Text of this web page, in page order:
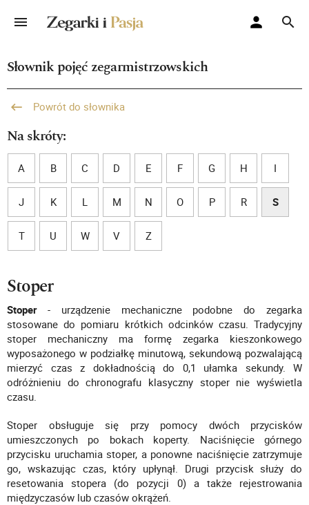
Słownik pojęć zegarmistrzowskich
Powrót do słownika
Na skróty:
A B C D E F G H I
J K L M N O P R S
T U W V Z
Stoper
Stoper- urządzenie mechaniczne podobne do zegarka
stosowane do pomiaru krótkich odcinków czasu. Tradycyjny
stoper mechaniczny ma formę zegarka kieszonkowego
wyposażonego w podziałkę minutową, sekundową pozwalającą
mierzyć czas z dokładnością do 0,1 ułamka sekundy. W
odróżnieniu do chronografu klasyczny stoper nie wyświetla
czasu.
Stoper obsługuje się przy pomocy dwóch przycisków
umieszczonych po bokach koperty. Naciśnięcie górnego
przycisku uruchamia stoper, a ponowne naciśnięcie zatrzymuje
go, wskazując czas, który upłynął. Drugi przycisk służy do
resetowania stopera (do pozycji 0) a także rejestrowania
międzyczasów lub czasów okrążeń.